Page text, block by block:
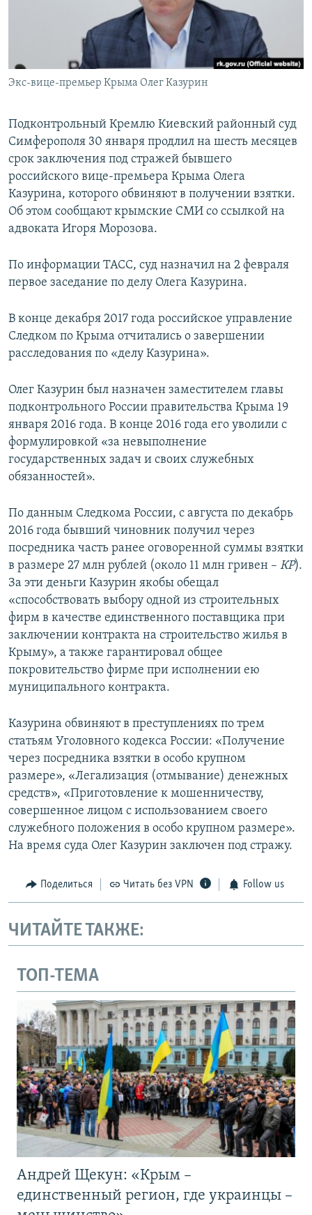
ПОБЕДИТЕЛЕЙ НЕ СУДЯТ?
КРЫМ.НЕПОКОРЕННЫЙ
УКРАИНСКАЯ ПРОБЛЕМА КРЫМА
Экс-вице-премьер Крыма Олег Казурин
Подконтрольный Кремлю Киевский районный суд
Симферополя 30 января продлил на шесть месяцев
срок заключения под стражей бывшего
российского вице-премьера Крыма Олега
Казурина, которого обвиняют в получении взятки.
Об этом сообщают крымские СМИ со ссылкой на
адвоката Игоря Морозова.
По информации ТАСС, суд назначил на 2 февраля
первое заседание по делу Олега Казурина.
В конце декабря 2017 года российское управление
Следком по Крыма отчитались о завершении
расследования по «делу Казурина».
Олег Казурин был назначен заместителем главы
подконтрольного России правительства Крыма 19
января 2016 года. В конце 2016 года его уволили с
формулировкой «за невыполнение
государственных задач и своих служебных
обязанностей».
По данным Следкома России, с августа по декабрь
2016 года бывший чиновник получил через
посредника часть ранее оговоренной суммы взятки
в размере 27 млн рублей (около 11 млн гривен – КР).
За эти деньги Казурин якобы обещал
«способствовать выбору одной из строительных
фирм в качестве единственного поставщика при
заключении контракта на строительство жилья в
Крыму», а также гарантировал общее
покровительство фирме при исполнении ею
муниципального контракта.
Казурина обвиняют в преступлениях по трем
статьям Уголовного кодекса России: «Получение
через посредника взятки в особо крупном
размере», «Легализация (отмывание) денежных
средств», «Приготовление к мошенничеству,
совершенное лицом с использованием своего
служебного положения в особо крупном размере».
На время суда Олег Казурин заключен под стражу.
Поделиться Читать без VPN Follow us
ЧИТАЙТЕ ТАКЖЕ:
ТОП-ТЕМА
Андрей Щекун: «Крым –
единственный регион, где украинцы –